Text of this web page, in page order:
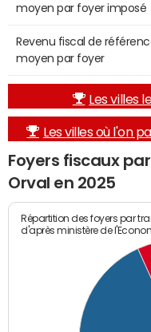
moyen par foyer imposé
Revenu fiscal de
moyen par foyer
Les villes
Les villes où l'on
Foyers fiscaux
Orval en 2025
Répartition des foyers par
d'après ministère de